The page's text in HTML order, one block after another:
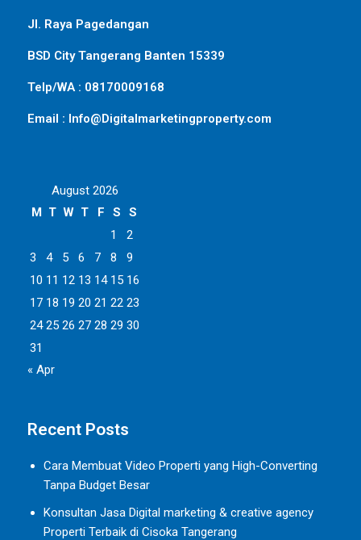
Jl. Raya Pagedangan
BSD City Tangerang Banten 15339
Telp/WA : 08170009168
Email : Info@Digitalmarketingproperty.com
August 2026
M T W T F S
S
1
2
3
4 5 6 7 8
9
10 11 12 13 14 15 16
17 18 19 20 21 22 23
24 25 26 27 28 29 30
31
« Apr
Recent Posts
Cara Membuat Video Properti yang High-Converting
Tanpa Budget Besar
Konsultan Jasa Digital marketing & creative agency
Properti Terbaik di Cisoka Tangerang